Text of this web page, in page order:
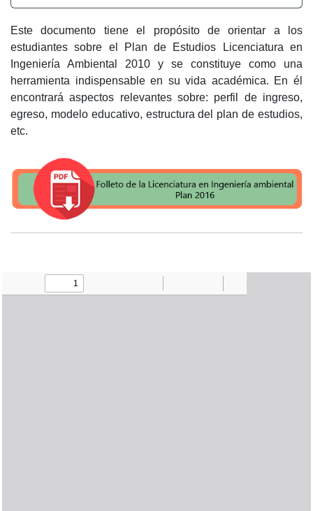
Este documento tiene el propósito de orientar a los
estudiantes sobre el Plan de Estudios Licenciatura en
Ingeniería Ambiental 2010 y se constituye como una
herramienta indispensable en su vida académica. En él
encontrará aspectos relevantes sobre: perfil de ingreso,
egreso, modelo educativo, estructura del plan de estudios,
etc.